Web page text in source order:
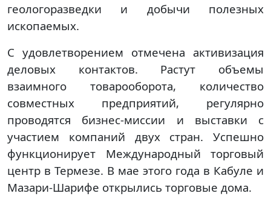
геологоразведки и добычи полезных
ископаемых.
С удовлетворением отмечена активизация
деловых контактов. Растут объемы
взаимного товарооборота, количество
совместных предприятий, регулярно
проводятся бизнес-миссии и выставки с
участием компаний двух стран. Успешно
функционирует Международный торговый
центр в Термезе. В мае этого года в Кабуле и
Мазари-Шарифе открылись торговые дома.